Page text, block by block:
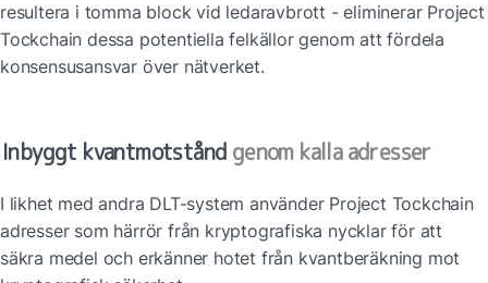
resultera i tomma block vid ledaravbrott - eliminerar Project
Tockchain dessa potentiella felkällor genom att fördela
konsensusansvar över nätverket.
Inbyggt kvantmotstånd genom kalla adresser
I likhet med andra DLT-system använder Project Tockchain
adresser som härrör från kryptografiska nycklar för att
säkra medel och erkänner hotet från kvantberäkning mot